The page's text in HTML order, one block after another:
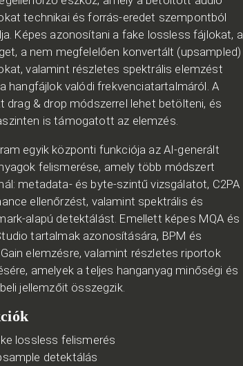
technikai és forrás-eredet szempontból
Képes azonosítani a fake lossless fájlokat, a
a nem megfelelően konvertált (upsampled)
valamint részletes spektrális elemzést
hangfájlok valódi frekvenciatartalmáról. A
drag & drop módszerrel lehet betölteni, és
is támogatott az elemzés.
egyik központi funkciója az AI-generált
felismerése, amely több módszert
metadata- és byte-szintű vizsgálatot, C2PA
ellenőrzést, valamint spektrális és
alapú detektálást. Emellett képes MQA és
tartalmak azonosítására, BPM és
elemzésre, valamint részletes riportok
amelyek a teljes hanganyag minőségi és
jellemzőit összegzik.
lossless felismerés
detektálás